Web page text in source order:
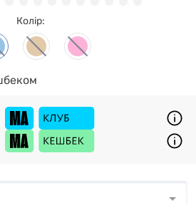
Колір: